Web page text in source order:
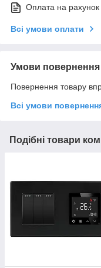
Оплата на рахунок
Всі умови оплати
Умови повернення
Повернення товару
Всі умови
Подібні товари